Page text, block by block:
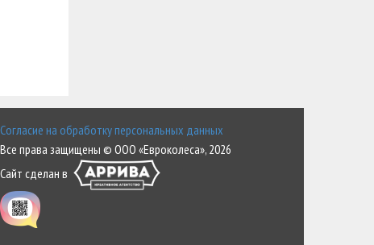
Согласие на обработку персональных данных
Все права защищены © ООО «Евроколеса», 2026
Сайт сделан в